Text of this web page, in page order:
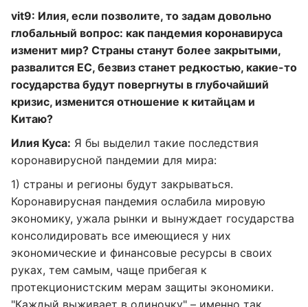
vit9: Илия, если позволите, то задам довольно
глобальный вопрос: как пандемия коронавируса
изменит мир? Страны станут более закрытыми,
развалится ЕС, безвиз станет редкостью, какие-то
государства будут повергнуты в глубочайший
кризис, изменится отношение к китайцам и
Китаю?
Илия Куса: Я бы выделил такие последствия
коронавирусной пандемии для мира:
1) страны и регионы будут закрываться.
Коронавирусная пандемия ослабила мировую
экономику, ужала рынки и вынуждает государства
консолидировать все имеющиеся у них
экономические и финансовые ресурсы в своих
руках, тем самым, чаще прибегая к
протекционистским мерам защиты экономики.